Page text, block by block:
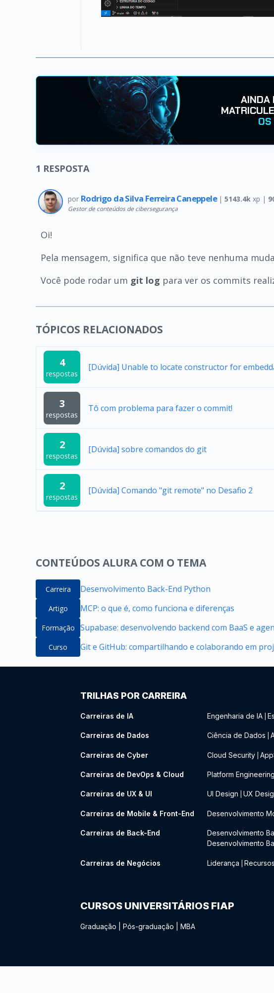
AINDA
1 RESPOSTA
por Rodrigo da Silva Ferreira Caneppele |5143.4k xp |
Gestor de conteúdos de cibersegurança
Oi!
Pela mensagem, significa que não teve nenhuma
Você pode rodar um git log para ver os commits
TÓPICOS RELACIONADOS
4
respostas
[Dúvida] Unable to locate constructor for
3
respostas
Tô com problema para fazer o commit!
2
respostas
[Dúvida] sobre comandos do git
2
respostas
[Dúvida] Comando "git remote" no Desafio 2
CONTEÚDOS ALURA COM O TEMA
Carreira Desenvolvimento Back-End Python
Artigo MCP: o que é, como funciona e diferenças
Formação Supabase: desenvolvendo backend com BaaS e
Curso Git e GitHub: compartilhando e colaborando em
TRILHAS POR CARREIRA
Carreiras de IA Engenharia de IA
Carreiras de Dados Ciência de Dados
Carreiras de Cyber Cloud Security
Carreiras de DevOps & Cloud Platform Engineering
Carreiras de UX & UI UI Design UX
Carreiras de Mobile & Front-End Desenvolvimento
Carreiras de Back-End Desenvolvimento
Desenvolvimento
Carreiras de Negócios Liderança
CURSOS UNIVERSITÁRIOS FIAP
Graduação Pós-graduação MBA